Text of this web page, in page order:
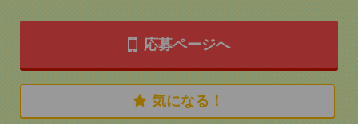
応募ページへ
気になる！